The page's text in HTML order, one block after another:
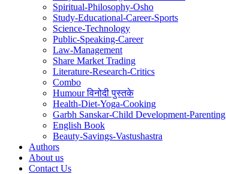
Spiritual-Philosophy-Osho
Study-Educational-Career-Sports
Science-Technology
Public-Speaking-Career
Law-Management
Share Market Trading
Literature-Research-Critics
Combo
Humour विनोदी पुस्तके
Health-Diet-Yoga-Cooking
Garbh Sanskar-Child Development-Parenting
English Book
Beauty-Savings-Vastushastra
Authors
About us
Contact Us